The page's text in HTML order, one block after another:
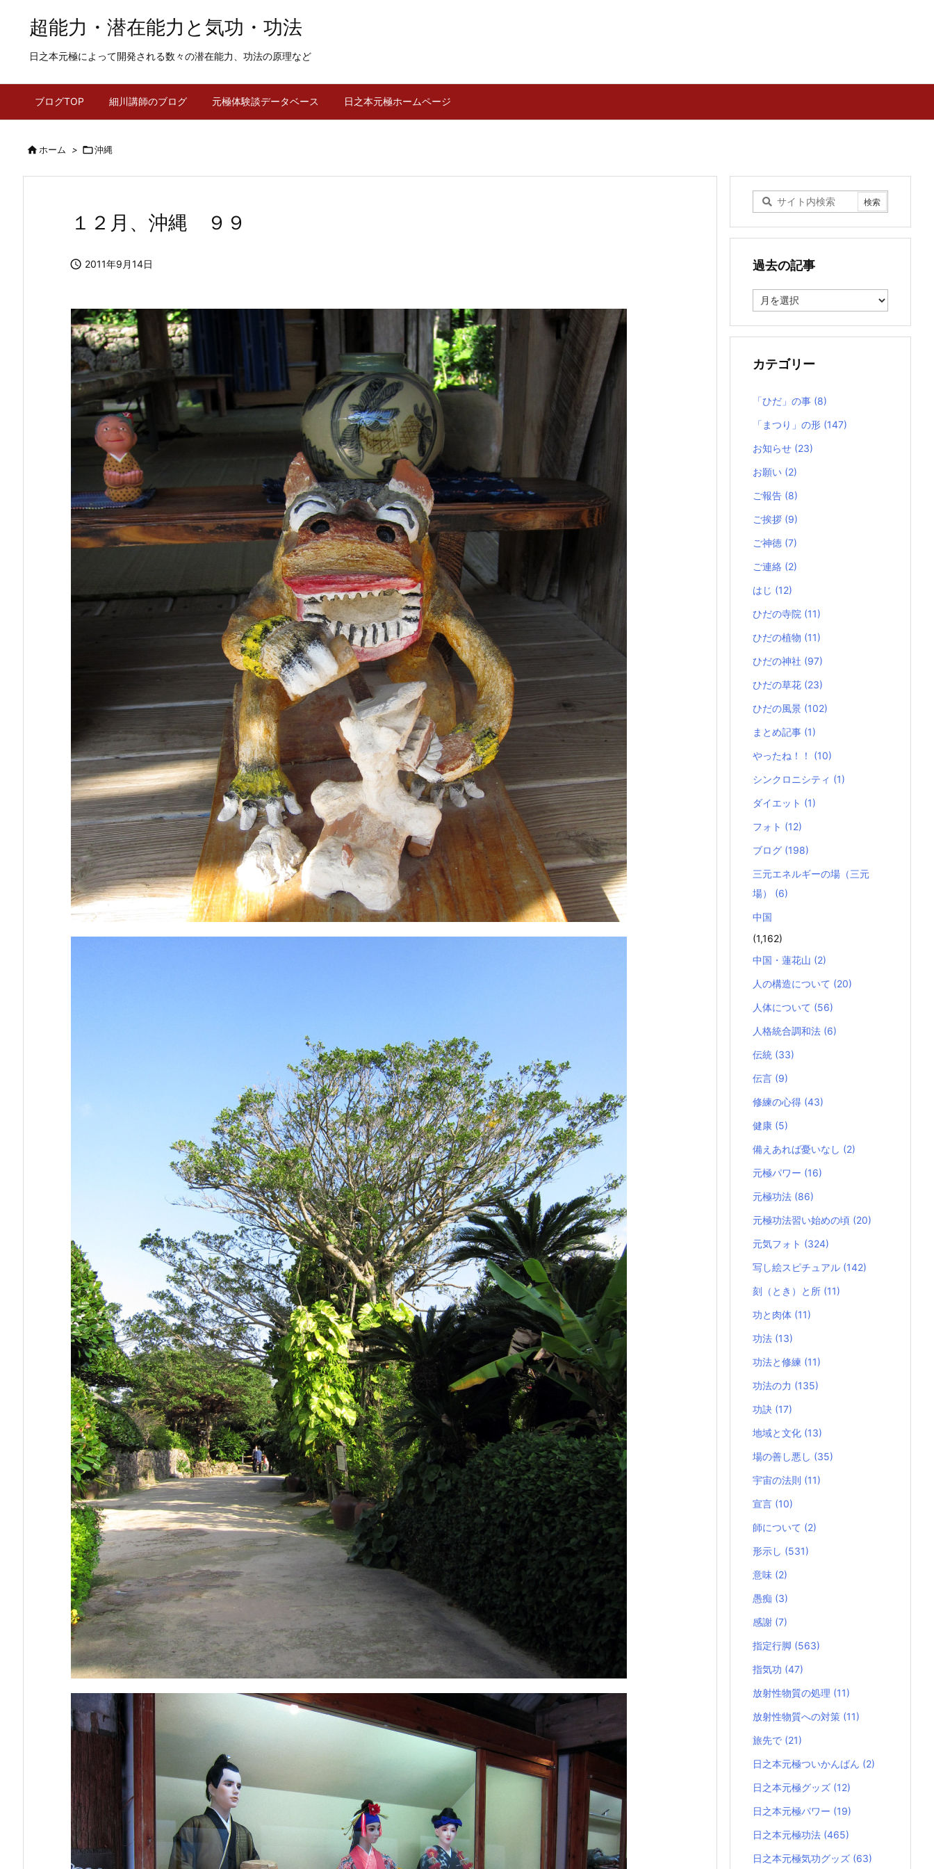
超能力・潜在能力と気功・功法
日之本元極によって開発される数々の潜在能力、功法の原理など
ブログTOP 細川講師のブログ 元極体験談データベース 日之本元極ホームページ
ホーム > 沖縄
１２月、沖縄 ９９
 2011年9月14日 過去の記事
去
記
カテゴリー
「ひだ」の事 (8)
「まつり」の形 (147)
お知らせ (23)
お願い (2)
ご報告 (8)
ご挨拶 (9)
ご神徳 (7)
ご連絡 (2)
はじ (12)
ひだの寺院 (11)
ひだの植物 (11)
ひだの神社 (97)
ひだの草花 (23)
ひだの風景 (102)
まとめ記事 (1)
やったね！！ (10)
シンクロニシティ (1)
ダイエット (1)
フォト (12)
ブログ (198)
三元エネルギーの場（三元
場） (6)
中国
(1,162)
中国・蓮花山 (2)
人の構造について (20)
人体について (56)
人格統合調和法 (6)
伝統 (33)
伝言 (9)
修練の心得 (43)
健康 (5)
備えあれば憂いなし (2)
元極パワー (16)
元極功法 (86)
元極功法習い始めの頃 (20)
元気フォト (324)
写し絵スピチュアル (142)
刻（とき）と所 (11)
功と肉体 (11)
功法 (13)
功法と修練 (11)
功法の力 (135)
功訣 (17)
地域と文化 (13)
場の善し悪し (35)
宇宙の法則 (11)
宣言 (10)
師について (2)
形示し (531)
意味 (2)
愚痴 (3)
感謝 (7)
指定行脚 (563)
指気功 (47)
放射性物質の処理 (11)
放射性物質への対策 (11)
旅先で (21)
日之本元極ついかんばん (2)
日之本元極グッズ (12)
日之本元極パワー (19)
日之本元極功法 (465)
日之本元極気功グッズ (63)